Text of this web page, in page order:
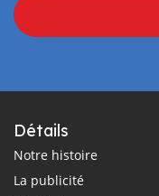
Détails
Notre histoire
La publicité